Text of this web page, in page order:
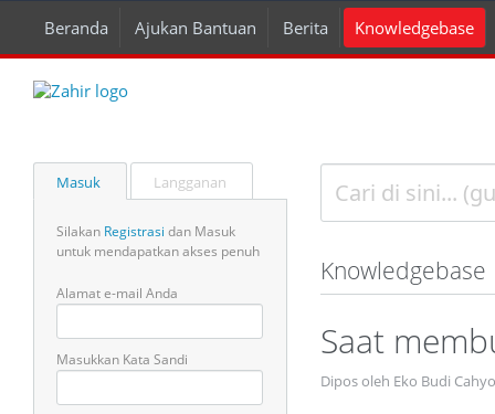
Beranda Ajukan Bantuan Berita Knowledgebase
Masuk Langganan
Silakan Registrasi dan Masuk
untuk mendapatkan akses penuh
Alamat e-mail Anda
Masukkan Kata Sandi
Knowledgebase
Saat
Dipos oleh Eko Budi